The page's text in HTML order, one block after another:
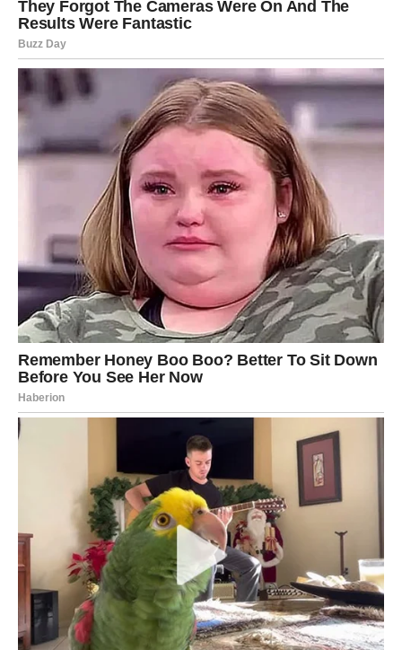
U ljubavi, Rak dobija odgovor koji je čekao. Slobodni
Rakovi upoznaju nekoga ko nosi „poznatu“ energiju —
karmički susret je moguć.
Poruka nedelje:
Ne ignorišite unutrašnji glas — on je ovog puta
nepogrešiv.
LAV
Nedelja uspeha, priznanja i lične pobede
Lav ponovo blista! Ovo je nedelja u kojoj vas život vraća
na veliku scenu. Bićete primećeni, pohvaljeni, pozvani,
potrebni. Ako ste radili na nekom projektu, sada dolaze
rezultati. Ako ste čekali potvrdu — stiže.
Šta donosi nedelja?
Veliki napredak u karijeri.
Pohvala, priznanje ili javno isticanje.
Ljubavni uspeh — neko vam se divi više nego što
mislite.
Finansijski plus ili poklon.